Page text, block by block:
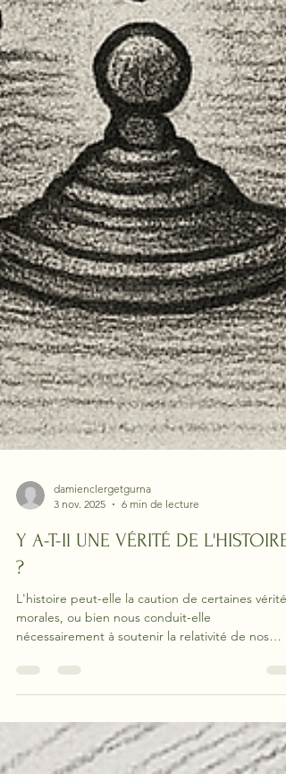
3 nov. 2025
6 min de lecture
Y A-T-Il UNE VÉRITÉ DE L'HISTOIRE
?
L'histoire peut-elle la caution de certaines vérités
nécessairement à soutenir la relativité de nos
conceptions morales ?